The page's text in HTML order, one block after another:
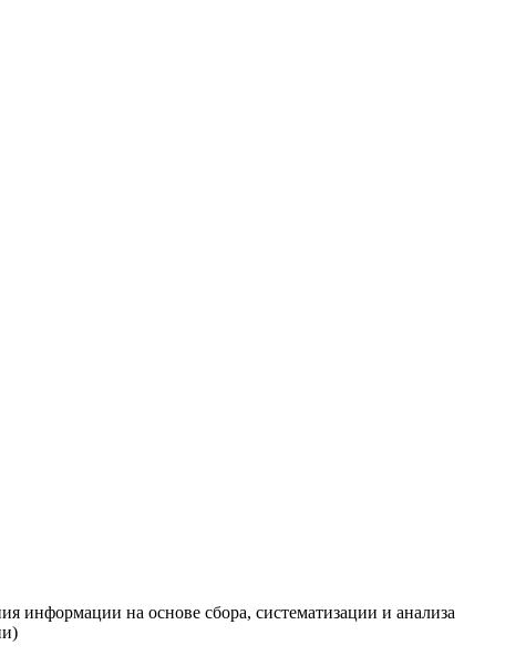
информации на основе сбора, систематизации и анализа